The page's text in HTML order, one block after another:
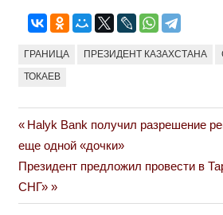
ГРАНИЦА ПРЕЗИДЕНТ КАЗАХСТАНА
ТОКАЕВ
Навигация
по
записям
Previous
Post:
Halyk Bank получил разрешение
еще одной «дочки»
Next
Post:
Президент предложил провести в
СНГ»